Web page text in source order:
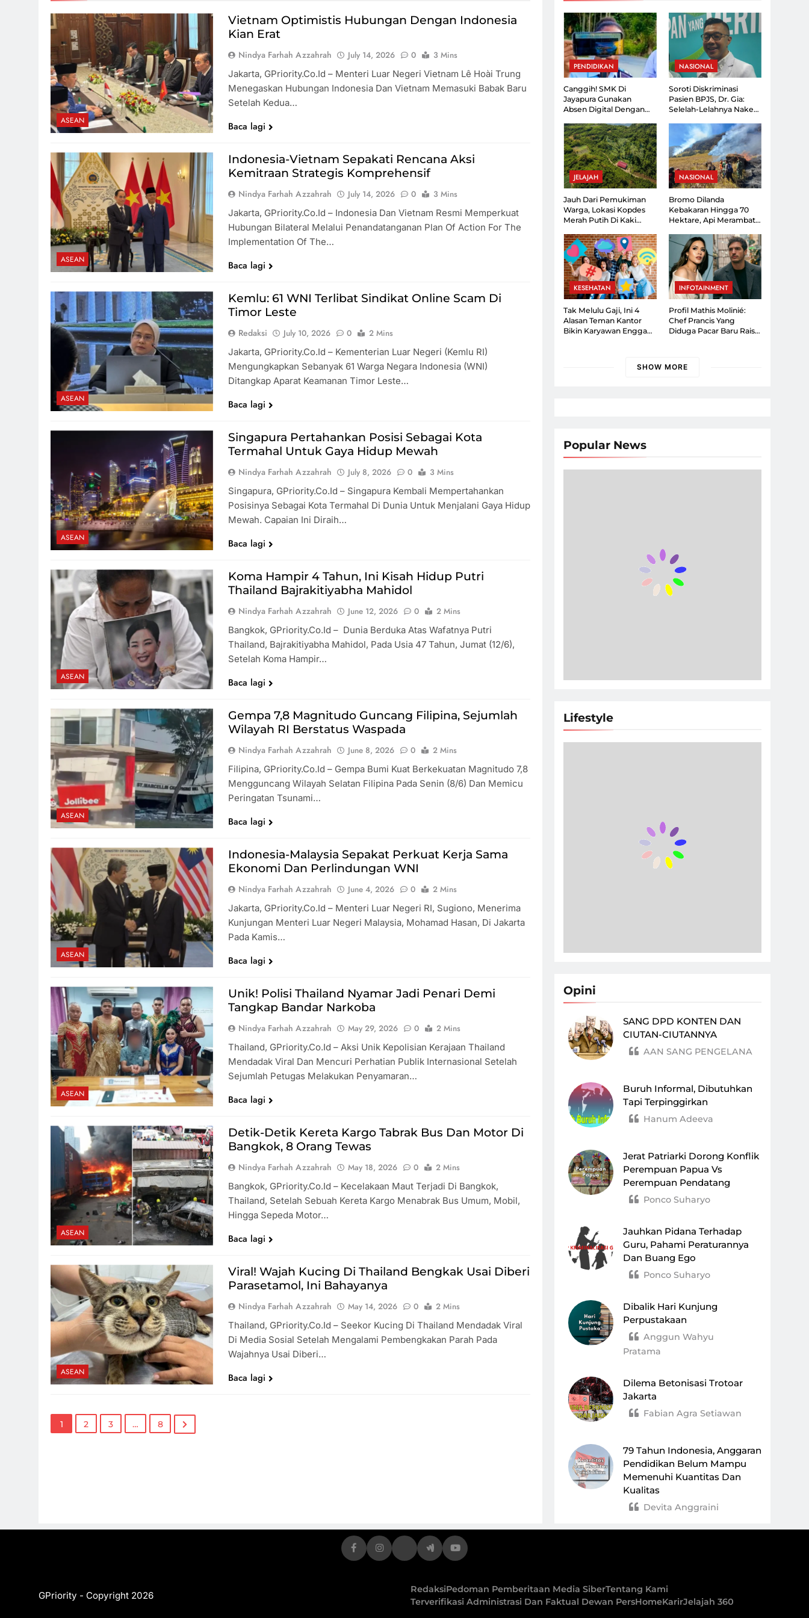
Berisiko Bebani Bank
Himbara Dan Hambat
Pembangunan Desa
Singapura: Suka Bertindak
Tanpa Pikir Panjang
Pelatihan Manajer Kopdes
Telan Rp1 Triliun, Setara
Menyekolahkan 2.000 Dokter
Spesialis
10 Provinsi Dengan Jumlah
PHK Terbanyak Rentang
Januari-Juni 2026
6 Fase Kedekatan Ayah Dan
Anak Perempuan Yang Tak
ASEAN
Vietnam Optimistis Hubungan Dengan Indonesia
Kian Erat
Nindya Farhah Azzahrah July 14, 2026 0
3 Mins
Jakarta, GPriority.co.id – Menteri Luar Negeri Vietnam Lê Hoài Trung
Menegaskan Hubungan Indonesia Dan Vietnam Memasuki Babak Baru
Setelah Kedua…
Baca lagi
ASEAN
Indonesia-Vietnam Sepakati Rencana Aksi
Kemitraan Strategis Komprehensif
Nindya Farhah Azzahrah July 14, 2026 0
3 Mins
Jakarta, GPriority.co.id – Indonesia Dan Vietnam Resmi Memperkuat
Hubungan Bilateral Melalui Penandatanganan Plan Of Action For The
Implementation Of The…
Baca lagi
ASEAN
Kemlu: 61 WNI Terlibat Sindikat Online Scam Di
Timor Leste
Redaksi July 10, 2026 0
2 Mins
Jakarta, GPriority.co.id – Kementerian Luar Negeri (Kemlu RI)
Mengungkapkan Sebanyak 61 Warga Negara Indonesia (WNI)
Ditangkap Aparat Keamanan Timor Leste…
Baca lagi
ASEAN
Singapura Pertahankan Posisi Sebagai Kota
Termahal Untuk Gaya Hidup Mewah
Nindya Farhah Azzahrah July 8, 2026 0
3 Mins
Singapura, GPriority.co.id – Singapura Kembali Mempertahankan
Posisinya Sebagai Kota Termahal Di Dunia Untuk Menjalani Gaya Hidup
Mewah. Capaian Ini Diraih…
Baca lagi
ASEAN
Koma Hampir 4 Tahun, Ini Kisah Hidup Putri
Thailand Bajrakitiyabha Mahidol
Nindya Farhah Azzahrah June 12, 2026 0
2 Mins
Bangkok, GPriority.co.id – Dunia Berduka Atas Wafatnya Putri
Thailand, Bajrakitiyabha Mahidol, Pada Usia 47 Tahun, Jumat (12/6),
Setelah Koma Hampir…
Baca lagi
ASEAN
Gempa 7,8 Magnitudo Guncang Filipina, Sejumlah
Wilayah RI Berstatus Waspada
Nindya Farhah Azzahrah June 8, 2026 0
2 Mins
Filipina, GPriority.co.id – Gempa Bumi Kuat Berkekuatan Magnitudo 7,8
Mengguncang Wilayah Selatan Filipina Pada Senin (8/6) Dan Memicu
Peringatan Tsunami…
Baca lagi
ASEAN
Indonesia-Malaysia Sepakat Perkuat Kerja Sama
Ekonomi Dan Perlindungan WNI
Nindya Farhah Azzahrah June 4, 2026 0
2 Mins
Jakarta, GPriority.co.id – Menteri Luar Negeri RI, Sugiono, Menerima
Kunjungan Menteri Luar Negeri Malaysia, Mohamad Hasan, Di Jakarta
Pada Kamis…
Baca lagi
ASEAN
Unik! Polisi Thailand Nyamar Jadi Penari Demi
Tangkap Bandar Narkoba
Nindya Farhah Azzahrah May 29, 2026 0
2 Mins
Thailand, GPriority.co.id – Aksi Unik Kepolisian Kerajaan Thailand
Mendadak Viral Dan Mencuri Perhatian Publik Internasional Setelah
Sejumlah Petugas Melakukan Penyamaran…
Baca lagi
ASEAN
Detik-Detik Kereta Kargo Tabrak Bus Dan Motor Di
Bangkok, 8 Orang Tewas
Nindya Farhah Azzahrah May 18, 2026 0
2 Mins
Bangkok, GPriority.co.id – Kecelakaan Maut Terjadi Di Bangkok,
Thailand, Setelah Sebuah Kereta Kargo Menabrak Bus Umum, Mobil,
Hingga Sepeda Motor…
Baca lagi
ASEAN
Viral! Wajah Kucing Di Thailand Bengkak Usai Diberi
Parasetamol, Ini Bahayanya
Nindya Farhah Azzahrah May 14, 2026 0
2 Mins
Thailand, GPriority.co.id – Seekor Kucing Di Thailand Mendadak Viral
Di Media Sosial Setelah Mengalami Pembengkakan Parah Pada
Wajahnya Usai Diberi…
Baca lagi
1 2 3 … 8
PENDIDIKAN
Canggih! SMK Di
Jayapura Gunakan
Absen Digital Dengan
Dipantau Orang Tua
NASIONAL
Soroti Diskriminasi
Pasien BPJS, Dr. Gia:
Selelah-Lelahnya Nakes,
JELAJAH
Jauh Dari Pemukiman
Warga, Lokasi Kopdes
Merah Putih Di Kaki
Sorotan
NASIONAL
Bromo Dilanda
Kebakaran Hingga 70
Hektare, Api Merambat
KESEHATAN
Tak Melulu Gaji, Ini 4
Alasan Teman Kantor
Bikin Karyawan Enggan
INFOTAINMENT
Profil Mathis Molinié:
Chef Prancis Yang
Diduga Pacar Baru Raisa,
SHOW MORE
Popular News
Lifestyle
Opini
SANG DPD KONTEN DAN
CIUTAN-CIUTANNYA
AAN SANG PENGELANA
Buruh Informal, Dibutuhkan
Tapi Terpinggirkan
Hanum Adeeva
Jerat Patriarki Dorong Konflik
Perempuan Papua Vs
Perempuan Pendatang
Ponco Suharyo
Jauhkan Pidana Terhadap
Guru, Pahami Peraturannya
Dan Buang Ego
Ponco Suharyo
Dibalik Hari Kunjung
Perpustakaan
Anggun Wahyu
Pratama
Dilema Betonisasi Trotoar
Jakarta
Fabian Agra Setiawan
79 Tahun Indonesia, Anggaran
Pendidikan Belum Mampu
Memenuhi Kuantitas Dan
Kualitas
Devita Anggraini
GPriority - Copyright 2026
RedaksiPedoman Pemberitaan Media SiberTentang Kami
Terverifikasi Administrasi Dan Faktual Dewan PersHomeKarirJelajah 360